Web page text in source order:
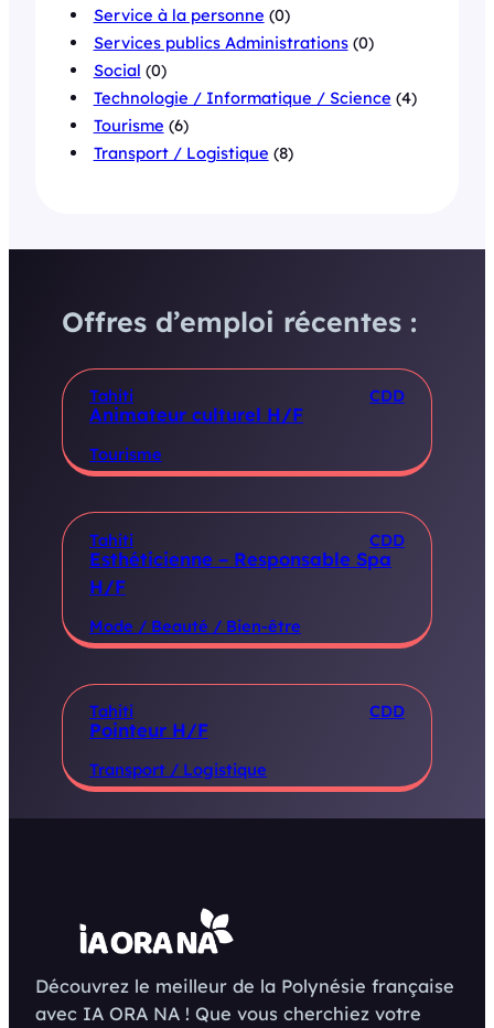
Service à la personne (0)
Services publics Administrations(0)
Social (0)
Technologie / Informatique / Science (4)
Tourisme (6)
Transport / Logistique (8)
Offres d’emploi récentes :
Tahiti CDD
Animateur culturel H/F
Tourisme
Tahiti CDD
Esthéticienne – Responsable Spa
H/F
Mode / Beauté / Bien-être
Tahiti CDD
Pointeur H/F
Transport / Logistique
Découvrez le meilleur de la Polynésie française
avec IA ORA NA ! Que vous cherchiez votre